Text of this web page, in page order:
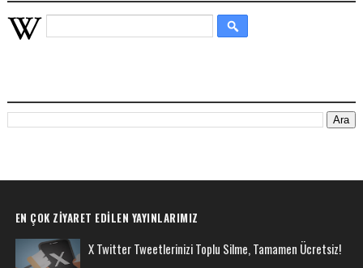
EN ÇOK ZIYARET EDILEN YAYINLARIMIZ
X Twitter Tweetlerinizi Toplu Silme, Tamamen Ücretsiz!